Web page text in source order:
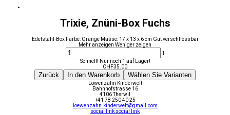
Trixie, Znüni-Box Fuchs
Edelstahl-Box Farbe: Orange Masse: 17 x 13 x 6 cm Gut verschliessbar
Mehr anzeigen Weniger zeigen
1
Schnell! Nur noch 1 auf Lager!
CHF35.00
Zurück In den Warenkorb Wählen Sie Varianten
Löwenzahn Kinderwelt
Bahnhofstrasse 16
4106 Therwil
+41 78 250 40 25
loewenzahn.kinderwelt@gmail.com
social link social link